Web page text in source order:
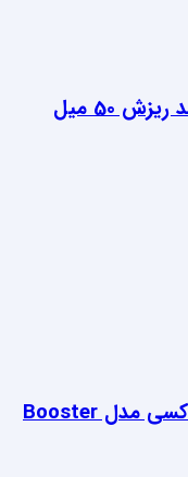
50 میل
سرم تقویت مژه و ضد ریزش استموکسی مدل Booster